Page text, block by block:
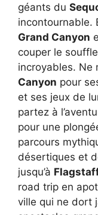
géants du
incontournable.
Grand Canyon
couper le
incroyables. Ne
Canyon pour
et ses jeux de
partez à
pour une
parcours
désertiques et
jusqu’à
road trip en
ville qui ne dort